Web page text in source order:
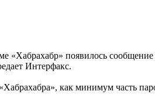
«Хабрахабр» появилось
Интерфакс.
как минимум часть